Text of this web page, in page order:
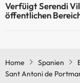
eventuell
über das Schwimmbad
Verfüigt Serendi
öffentlichen
Home
Spanien
Sant Antoni de